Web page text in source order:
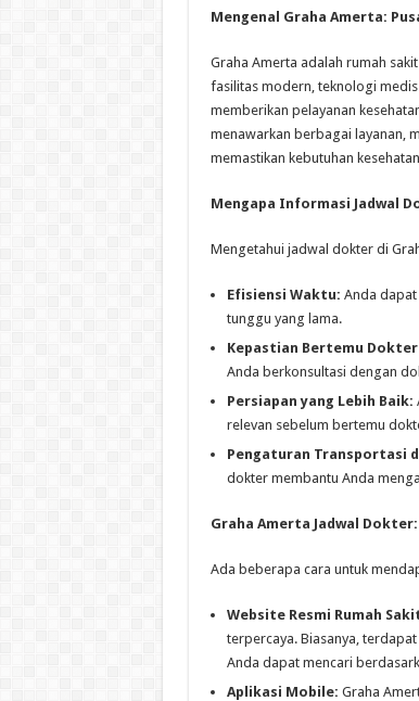
Mengenal Graha Amerta:
Graha Amerta adalah rumah
fasilitas modern, teknologi
memberikan pelayanan
menawarkan berbagai layanan,
memastikan kebutuhan
Mengapa Informasi Jadwal
Mengetahui jadwal dokter di
Efisiensi Waktu: Anda
tunggu yang lama.
Kepastian Bertemu Dokter
Anda berkonsultasi dengan
Persiapan yang Lebih Baik:
relevan sebelum bertemu
Pengaturan Transportasi
dokter membantu Anda
Graha Amerta Jadwal
Ada beberapa cara untuk
Website Resmi Rumah
terpercaya. Biasanya,
Anda dapat mencari
Aplikasi Mobile: Graha